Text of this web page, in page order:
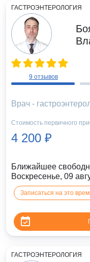
ГАСТРОЭНТЕРОЛОГИЯ
9 отзывов
Врач -
Стоимость первичного
4 200 ₽
Ближайшее
Воскресенье, 09
Записаться на это
ГАСТРОЭНТЕРОЛОГИЯ